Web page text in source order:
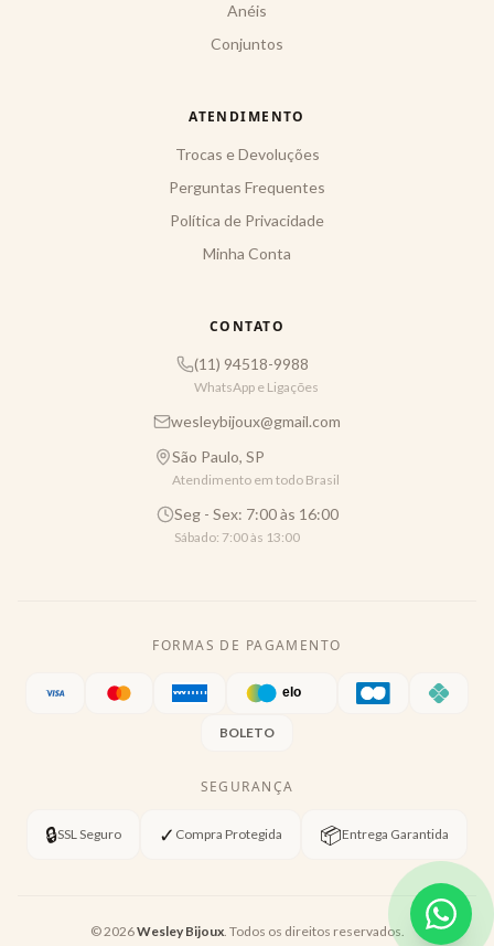
Anéis
Conjuntos
ATENDIMENTO
Trocas e Devoluções
Perguntas Frequentes
Política de Privacidade
Minha Conta
CONTATO
(11) 94518-9988
WhatsApp e Ligações
wesleybijoux@gmail.com
São Paulo, SP
Atendimento em todo Brasil
Seg - Sex: 7:00 às 16:00
Sábado: 7:00 às 13:00
FORMAS DE PAGAMENTO
BOLETO
SEGURANÇA
🔒SSL Seguro ✓ Compra Protegida 📦Entrega Garantida
©2026Wesley Bijoux. Todos os direitos reservados.